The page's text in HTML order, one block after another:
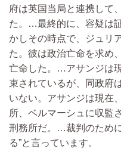
府は英国当局と連携して
た。…最終的に、容疑は
かしその時点で、ジュリ
た。彼は政治亡命を求め
亡命した。…アサンジは
束されているが、同政府
いない。アサンジは現在
所、ベルマーシュに収監
刑務所だ。…裁判のため
る”と言っています。